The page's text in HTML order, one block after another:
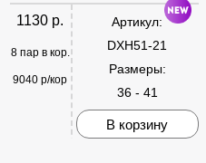
1130 р.
8 пар в кор.
9040 р/кор
Артикул:
DXH51-21
Размеры:
36 - 41
В корзину